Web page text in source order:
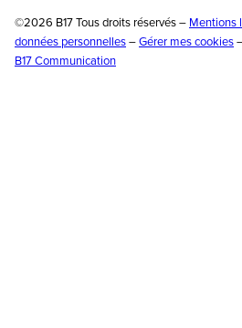
©2026 B17 Tous droits réservés – Mentions
données personnelles–Gérer mes cookies
B17 Communication